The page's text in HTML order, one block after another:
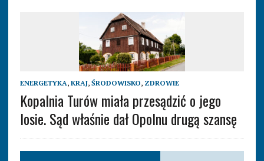
ENERGETYKA, KRAJ, ŚRODOWISKO, ZDROWIE
Kopalnia Turów miała przesądzić o jego
losie. Sąd właśnie dał Opolnu drugą szansę